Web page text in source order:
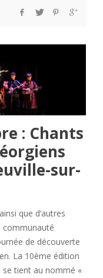
: Chants
sur-
que d’autres
communauté
de découverte
La 10ème édition
tient au nommé «